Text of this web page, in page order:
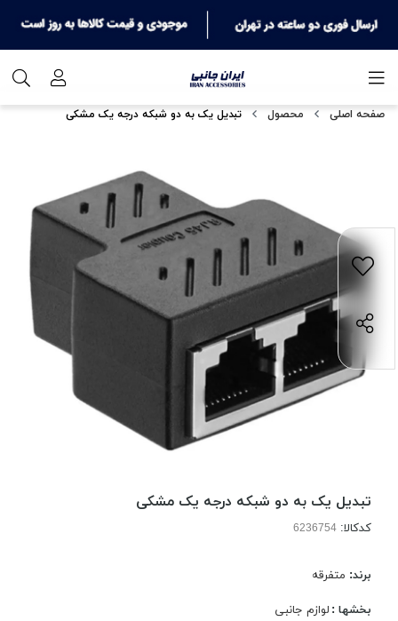
صفحه اصلی محصول تبدیل یک به دو شبکه درجه یک مشکی
تبدیل یک به دو شبکه درجه یک مشکی
کدکالا:
برند: متفرقه
بخشها : لوازم جانبی